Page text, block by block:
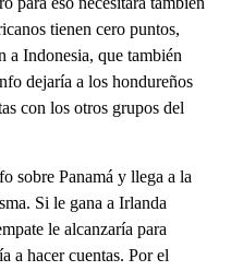
tienen cero puntos,
a Indonesia, que también
dejaría a los hondureños
con los otros grupos del
sobre Panamá y llega a la
Si le gana a Irlanda
le alcanzaría para
a hacer cuentas. Por el